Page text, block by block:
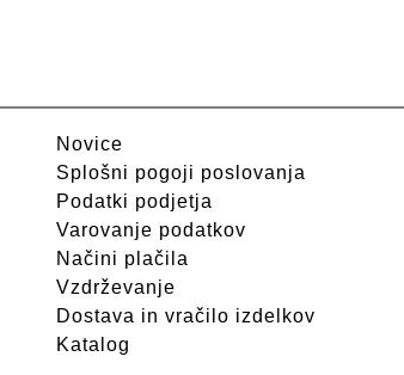
Novice
Splošni pogoji poslovanja
Podatki podjetja
Varovanje podatkov
Načini plačila
Vzdrževanje
Dostava in vračilo izdelkov
Katalog